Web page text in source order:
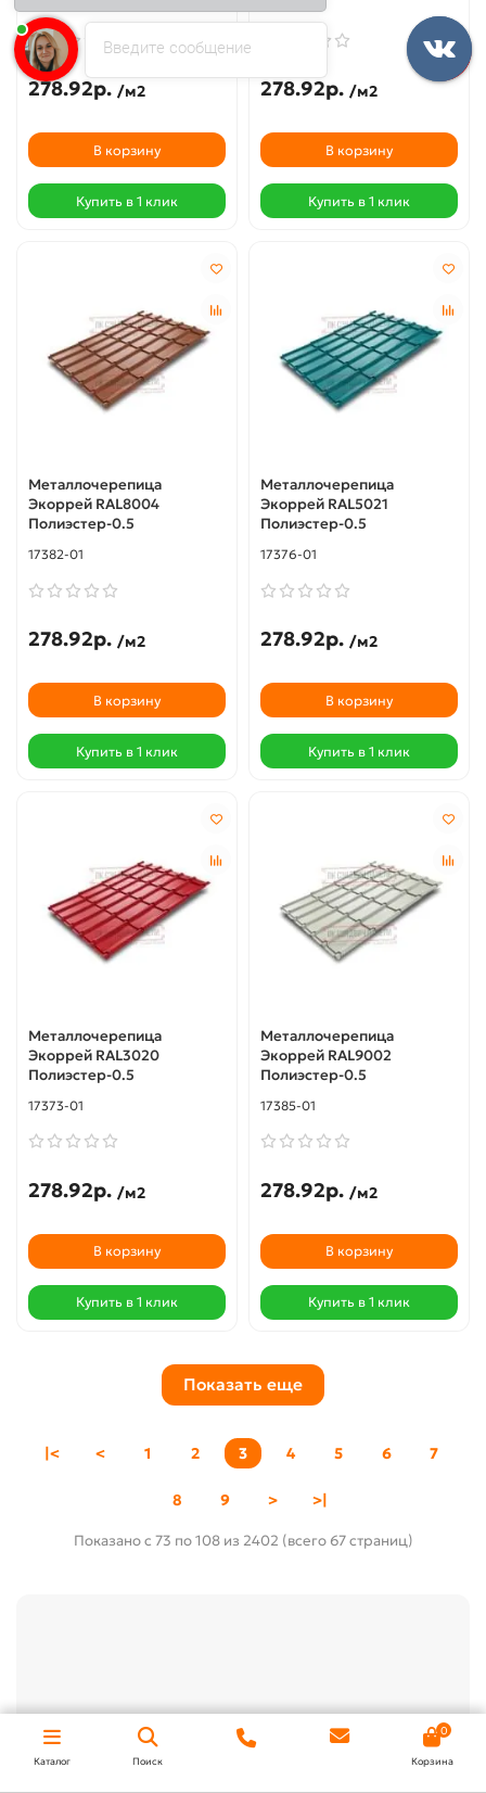
278.92р. /м2
В корзину
Купить в 1 клик
278.92р. /м2
В корзину
Купить в 1 клик
Металлочерепица
Экоррей RAL8004
Полиэстер-0.5
17382-01
278.92р. /м2
В корзину
Купить в 1 клик
Металлочерепица
Экоррей RAL5021
Полиэстер-0.5
17376-01
278.92р. /м2
В корзину
Купить в 1 клик
Металлочерепица
Экоррей RAL3020
Полиэстер-0.5
17373-01
278.92р. /м2
В корзину
Купить в 1 клик
Металлочерепица
Экоррей RAL9002
Полиэстер-0.5
17385-01
278.92р. /м2
В корзину
Купить в 1 клик
Показать еще
|< < 1 2 3 4 5 6 7
8 9 > >|
Показано с 73 по 108 из 2402 (всего 67 страниц)
Каталог Поиск
0
Корзина
Введите сообщение